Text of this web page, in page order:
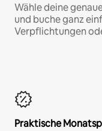
Wähle deine
und buche ganz
Verpflichtungen
Praktische